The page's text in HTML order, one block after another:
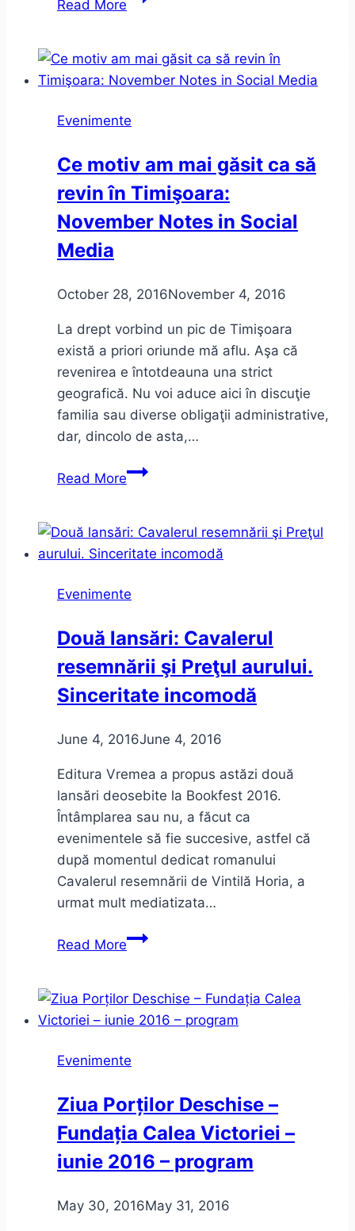
Read More
–
despre
în
Evenimente
Ce motiv am mai găsit ca să
revin în Timişoara:
November Notes in Social
Media
October 28, 2016November 4, 2016
La drept vorbind un pic de Timişoara
există a priori oriunde mă aflu. Aşa că
revenirea e întotdeauna una strict
geografică. Nu voi aduce aici în discuţie
familia sau diverse obligaţii administrative,
dar, dincolo de asta,…
Read MoreCe
mai
găsit
să
în
Timişoara:
November
Notes
Social
Media
Evenimente
Două lansări: Cavalerul
resemnării şi Preţul aurului.
Sinceritate incomodă
June 4, 2016June 4, 2016
Editura Vremea a propus astăzi două
lansări deosebite la Bookfest 2016.
Întâmplarea sau nu, a făcut ca
evenimentele să fie succesive, astfel că
după momentul dedicat romanului
Cavalerul resemnării de Vintilă Horia, a
urmat mult mediatizata…
Read MoreDouă
resemnării
şi
aurului.
incomodă
Evenimente
Ziua Porților Deschise –
Fundația Calea Victoriei –
iunie 2016 – program
May 30, 2016May 31, 2016